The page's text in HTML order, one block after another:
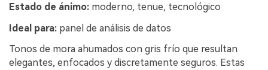
Estado de ánimo: moderno, tenue, tecnológico
Ideal para: panel de análisis de datos
Tonos de mora ahumados con gris frío que resultan
elegantes, enfocados y discretamente seguros. Estas